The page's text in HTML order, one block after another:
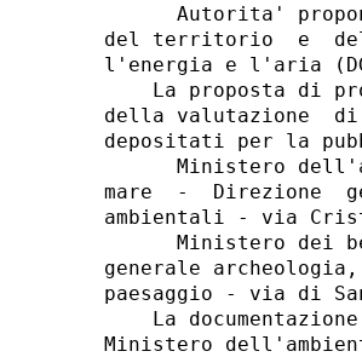
Autorita'
del territorio  e
l'energia e l'aria
La proposta di
della valutazione
depositati per la
Ministero
mare  -  Direzione
ambientali - via
Ministero dei
generale
paesaggio - via di
La
Ministero